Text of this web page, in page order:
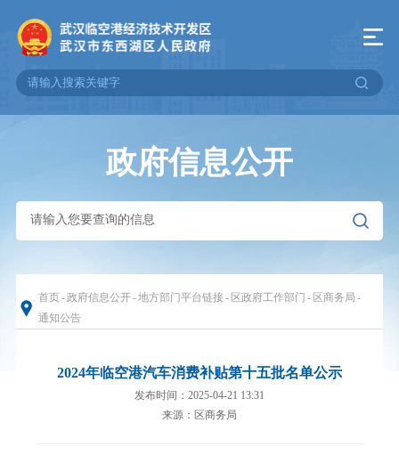
政府信息公开
首页-政府信息公开-地方部门平台链接- 区政府工作部门 - 区商务局 -
通知公告
2024年临空港汽车消费补贴第十五批名单公示
发布时间：2025-04-21 13:31
来源：区商务局